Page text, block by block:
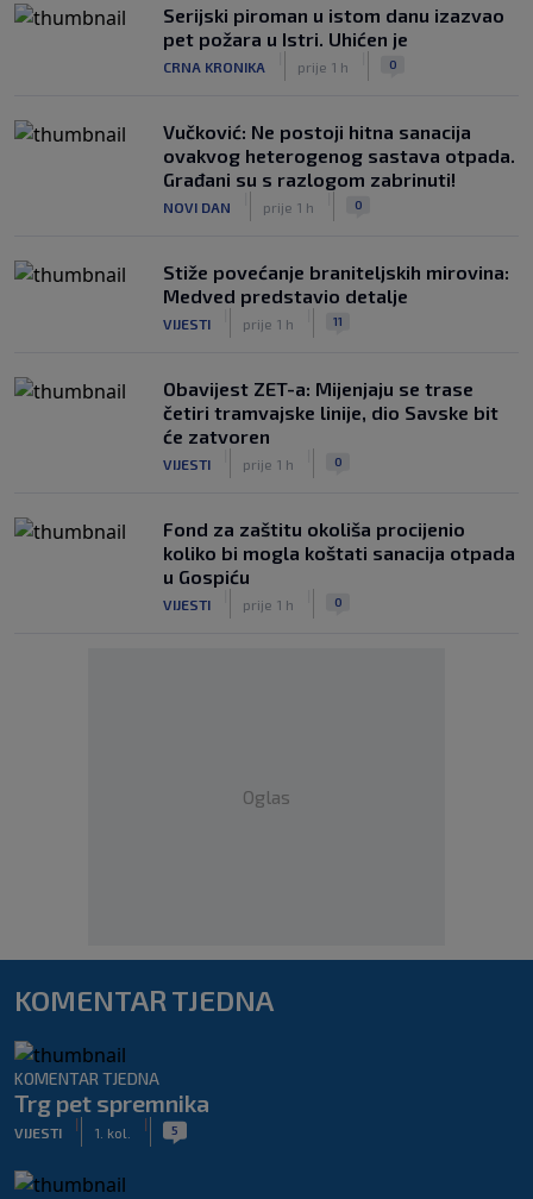
Serijski piroman u istom danu izazvao
pet požara u Istri. Uhićen je
CRNA KRONIKA prije 1 h 0
Vučković: Ne postoji hitna sanacija
ovakvog heterogenog sastava otpada.
Građani su s razlogom zabrinuti!
NOVI DAN prije 1 h 0
Stiže povećanje braniteljskih mirovina:
Medved predstavio detalje
VIJESTI prije 1 h 11
Obavijest ZET-a: Mijenjaju se trase
četiri tramvajske linije, dio Savske bit
će zatvoren
VIJESTI prije 1 h 0
Fond za zaštitu okoliša procijenio
koliko bi mogla koštati sanacija otpada
u Gospiću
VIJESTI prije 1 h 0
Oglas
KOMENTAR TJEDNA
KOMENTAR TJEDNA
Trg pet spremnika
VIJESTI
|
1. kol.
| 5